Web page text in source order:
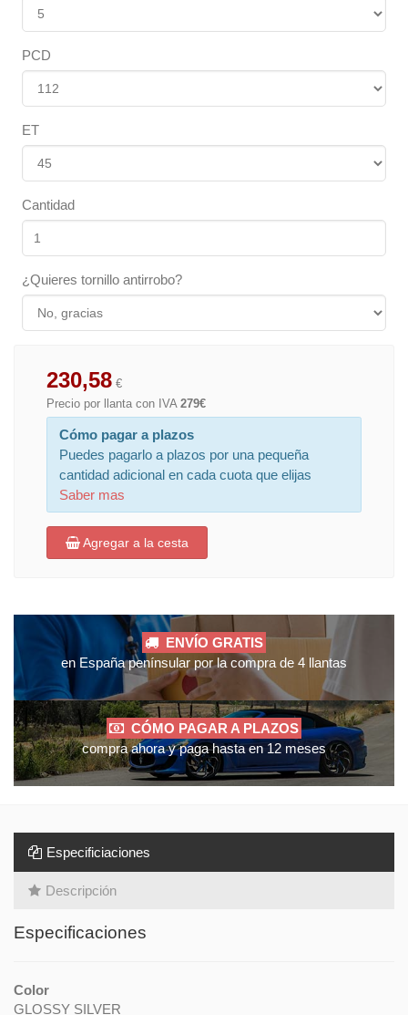
PCD
ET
Cantidad
¿Quieres tornillo antirrobo?
230,58 €
Precio por llanta con IVA 279€
Cómo pagar a plazos
Puedes pagarlo a plazos por una pequeña
cantidad adicional en cada cuota que elijas
Saber mas
Agregar a la cesta
ENVÍO GRATIS
en España penínsular por la compra de 4 llantas
CÓMO PAGAR A PLAZOS
compra ahora y paga hasta en 12 meses
Especificiaciones
Descripción
Especificaciones
Color
GLOSSY SILVER